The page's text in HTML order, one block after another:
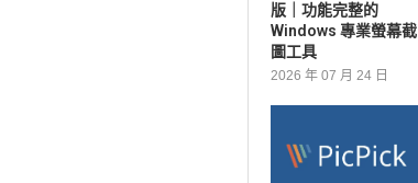
版｜功能完整的
Windows 專業螢幕截
圖工具
2026 年 07 月 24 日